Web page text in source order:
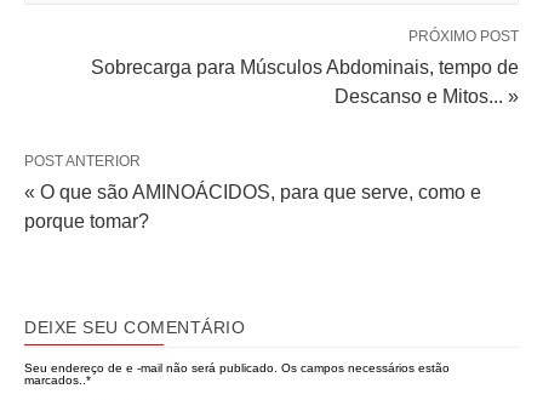
PRÓXIMO POST
Sobrecarga para Músculos Abdominais, tempo de
Descanso e Mitos... »
POST ANTERIOR
« O que são AMINOÁCIDOS, para que serve, como e
porque tomar?
DEIXE SEU COMENTÁRIO
Seu endereço de e -mail não será publicado. Os campos necessários estão
marcados.. *